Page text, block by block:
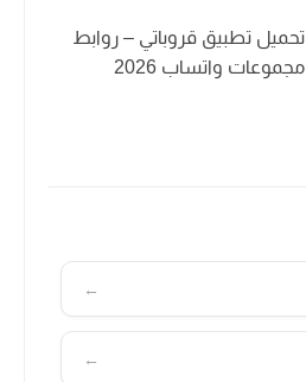
تحميل تطبيق قروباتي – روابط
مجموعات واتساب 2026
←
←